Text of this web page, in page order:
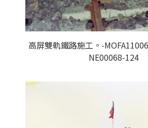
高屏雙軌鐵路施工。-
NE00068-124